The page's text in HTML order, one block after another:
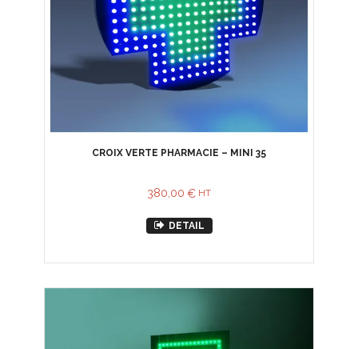
CROIX VERTE PHARMACIE – MINI 35
380,00 € HT
DETAIL